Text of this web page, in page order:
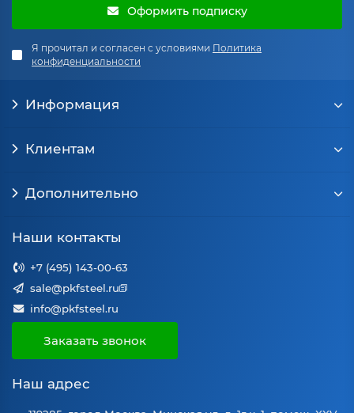
Оформить подписку
Я прочитал и согласен с условиями Политика
конфиденциальности
Информация
Клиентам
Дополнительно
Наши контакты
+7 (495) 143-00-63
sale@pkfsteel.ru
info@pkfsteel.ru
Заказать звонок
Наш адрес